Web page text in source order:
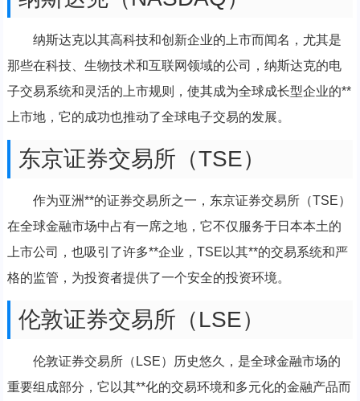
纳斯达克以其高科技和创新企业的上市而闻名，尤其是
那些在科技、生物技术和互联网领域的公司，纳斯达克的电
子交易系统和灵活的上市规则，使其成为全球成长型企业的**
上市地，它的成功也推动了全球电子交易的发展。
东京证券交易所（TSE）
作为亚洲**的证券交易所之一，东京证券交易所（TSE）
在全球金融市场中占有一席之地，它不仅服务于日本本土的
上市公司，也吸引了许多**企业，TSE以其**的交易系统和严
格的监管，为投资者提供了一个安全的投资环境。
伦敦证券交易所（LSE）
伦敦证券交易所（LSE）历史悠久，是全球金融市场的
重要组成部分，它以其**化的交易环境和多元化的金融产品而